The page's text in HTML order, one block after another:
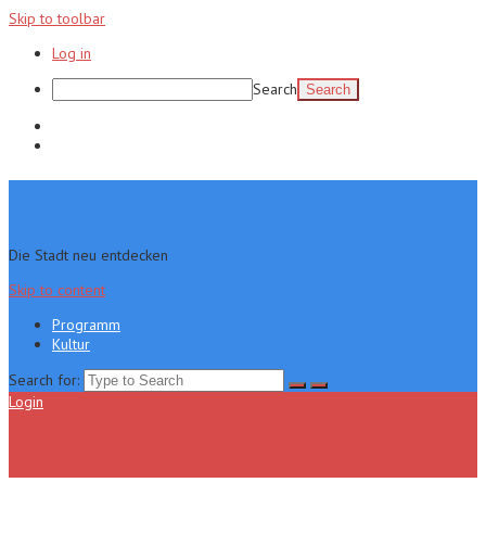
Skip to toolbar
Log in
Search
Die Stadt neu entdecken
Skip to content
Programm
Kultur
Search for:
Login